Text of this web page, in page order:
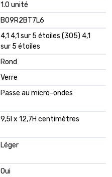
1.0 unité
B09R2BT7L6
4,1 4,1 sur 5 étoiles (305) 4,1
sur 5 étoiles
Rond
Verre
Passe au micro-ondes
9,5l x 12,7H centimètres
Léger
Oui